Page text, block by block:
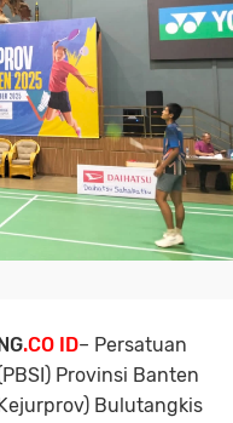
.CO ID– Persatuan
Provinsi Banten
Bulutangkis